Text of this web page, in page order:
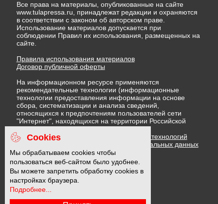
Все права на материалы, опубликованные на сайте
www.tulapressa.ru, принадлежат редакции и охраняются
в соответствии с законом об авторском праве.
Использование материалов допускается при
соблюдении Правил их использования, размещенных на
сайте.
Правила использования материалов
Договор публичной оферты
На информационном ресурсе применяются
рекомендательные технологии (информационные
технологии предоставления информации на основе
сбора, систематизации и анализа сведений,
относящихся к предпочтениям пользователей сети
"Интернет", находящихся на территории Российской
Федерации)
Правила применения рекомендательных технологий
Политика в отношении обработки персональных данных
Политика обработки файлов cookie
16 +
Cookies
Мы обрабатываем cookies чтобы
пользоваться веб-сайтом было удобнее.
Вы можете запретить обработку cookies в
настройках браузера.
Подробнее...